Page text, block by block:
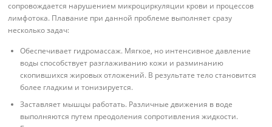
сопровождается нарушением микроциркуляции крови и процессов
лимфотока. Плавание при данной проблеме выполняет сразу
несколько задач:
Обеспечивает гидромассаж. Мягкое, но интенсивное давление
воды способствует разглаживанию кожи и разминанию
скопившихся жировых отложений. В результате тело становится
более гладким и тонизируется.
Заставляет мышцы работать. Различные движения в воде
выполняются путем преодоления сопротивления жидкости.